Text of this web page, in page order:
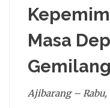
Masa
Gemilang
Ajibarang – Rabu,